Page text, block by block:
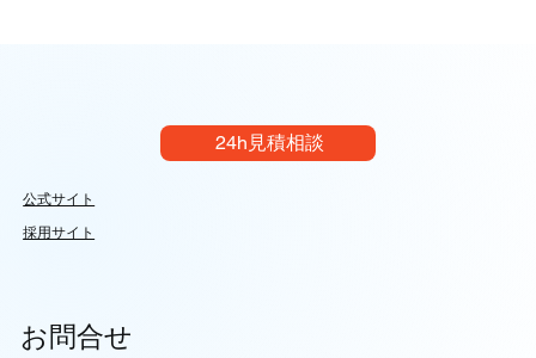
24h見積相談
公式サイト
採用サイト
お問合せ